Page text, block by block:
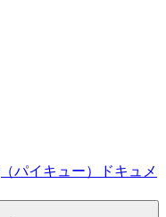
パイキュー）ドキュメ